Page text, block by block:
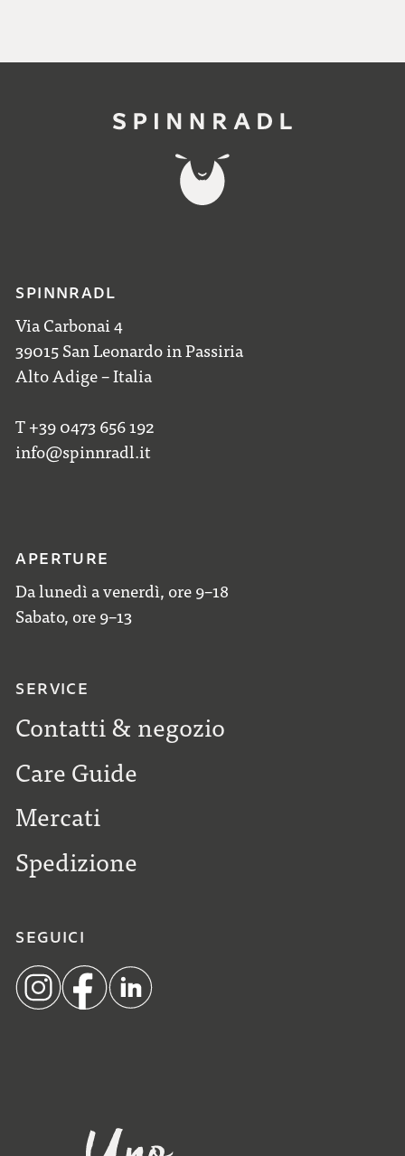
SPINNRADL
Via Carbonai 4
39015 San Leonardo in Passiria
Alto Adige – Italia
T +39 0473 656 192
info@spinnradl.it
APERTURE
Da lunedì a venerdì, ore 9–18
Sabato, ore 9–13
SERVICE
Contatti & negozio
Care Guide
Mercati
Spedizione
SEGUICI